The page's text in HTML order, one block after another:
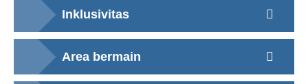
Inklusivitas
Area bermain